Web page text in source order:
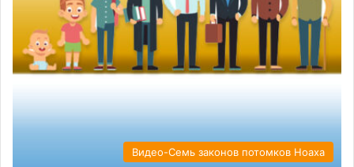
Видео-Семь законов потомков Ноаха